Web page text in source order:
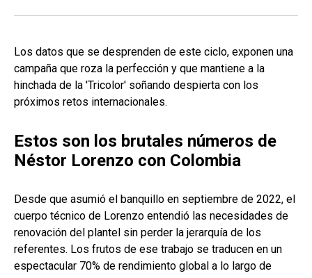
Los datos que se desprenden de este ciclo, exponen una
campaña que roza la perfección y que mantiene a la
hinchada de la 'Tricolor' soñando despierta con los
próximos retos internacionales.
Estos son los brutales números de
Néstor Lorenzo con Colombia
Desde que asumió el banquillo en septiembre de 2022, el
cuerpo técnico de Lorenzo entendió las necesidades de
renovación del plantel sin perder la jerarquía de los
referentes. Los frutos de ese trabajo se traducen en un
espectacular 70% de rendimiento global a lo largo de